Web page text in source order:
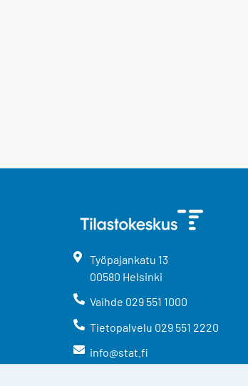
Työpajankatu 13
00580 Helsinki
Vaihde 029 551 1000
Tietopalvelu 029 551 2220
info@stat.fi